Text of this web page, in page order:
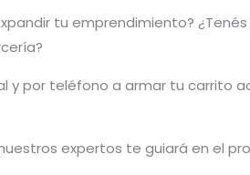
tu emprendimiento?
y por teléfono a armar tu carrito
expertos te guiará en el